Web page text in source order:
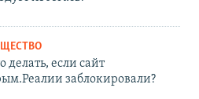
делать, если сайт
заблокировали?